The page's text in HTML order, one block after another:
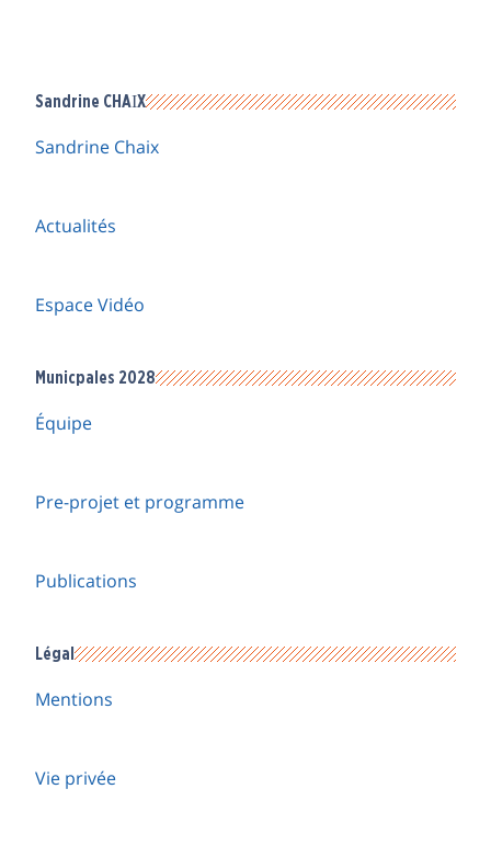
Sandrine CHAIX
Sandrine Chaix
Actualités
Espace Vidéo
Municpales 2028
Équipe
Pre-projet et programme
Publications
Légal
Mentions
Vie privée